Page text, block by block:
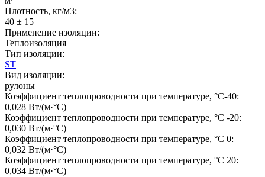
Плотность, кг/м3:
40 ± 15
Применение изоляции:
Теплоизоляция
Тип изоляции:
ST
Вид изоляции:
рулоны
Коэффициент теплопроводности при температуре, °C-40:
0,028 Вт/(м·°C)
Коэффициент теплопроводности при температуре, °C -20:
0,030 Вт/(м·°C)
Коэффициент теплопроводности при температуре, °C 0:
0,032 Вт/(м·°C)
Коэффициент теплопроводности при температуре, °C 20:
0,034 Вт/(м·°C)